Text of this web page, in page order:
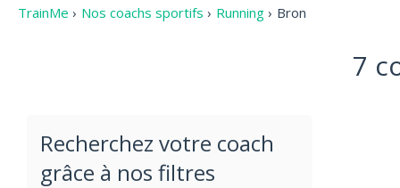
TrainMe › Nos coachs sportifs › Running › Bron
Recherchez votre coach
grâce à nos filtres
7